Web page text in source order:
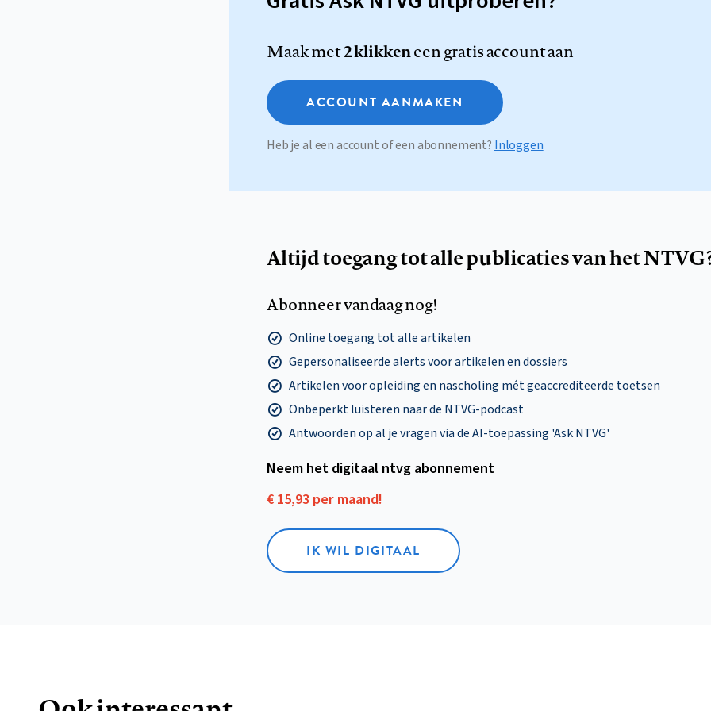
Maak met2 klikkeneen gratis account aan
ACCOUNT AANMAKEN
Heb je al een account of een abonnement? Inloggen
Altijd toegang tot alle publicaties van het
Abonneer vandaag nog!
Online toegang tot alle artikelen
Gepersonaliseerde alerts voor artikelen en dossiers
Artikelen voor opleiding en nascholing mét geaccrediteerde toetsen
Onbeperkt luisteren naar de NTVG-podcast
Antwoorden op al je vragen via de AI-toepassing 'Ask NTVG'
Neem het digitaal ntvg abonnement
€ 15,93 per maand!
IK WIL DIGITAAL